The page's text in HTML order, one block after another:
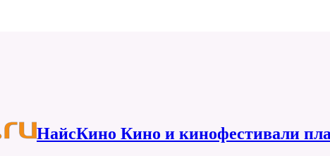
НайсКино Кино и кинофестивали